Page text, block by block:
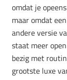
omdat je
maar omdat
andere versie
staat meer
bezig met
grootste luxe